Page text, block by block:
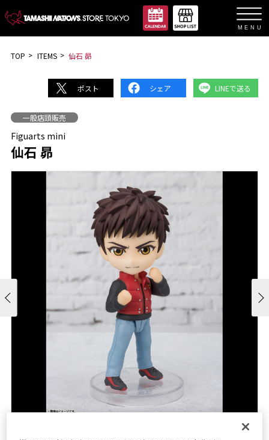
TOP ITEMS 仙石 昴
ポスト シェア LINEで送る
一般店頭販売
Figuarts mini
仙石 昴